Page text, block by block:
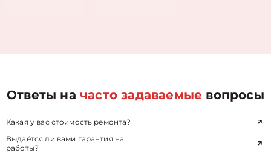
Ответы начасто задаваемые вопросы
Какая у вас стоимость ремонта?
Выдаётся ли вами гарантия на
работы?